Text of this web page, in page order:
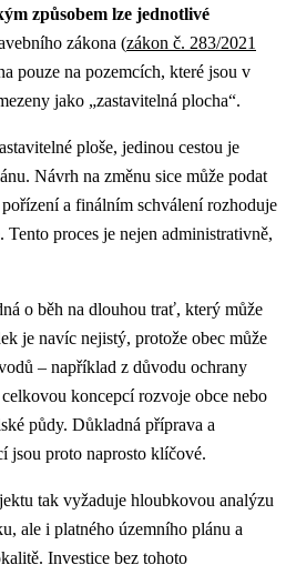
způsobem lze jednotlivé
zákona (zákon č. 283/2021
pouze na pozemcích, které jsou v
jako „zastavitelná plocha“.
ploše, jedinou cestou je
Návrh na změnu sice může podat
a finálním schválení rozhoduje
Tento proces je nejen administrativně,
o běh na dlouhou trať, který může
je navíc nejistý, protože obec může
– například z důvodu ochrany
koncepcí rozvoje obce nebo
půdy. Důkladná příprava a
jsou proto naprosto klíčové.
tak vyžaduje hloubkovou analýzu
ale i platného územního plánu a
Investice bez tohoto